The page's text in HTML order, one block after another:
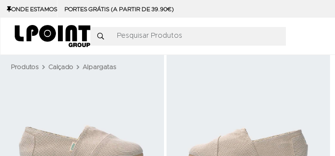
ONDE ESTAMOS PORTES GRÁTIS (A PARTIR DE 39.90€)
Pesquisar Produtos
Produtos Calçado Alpargatas